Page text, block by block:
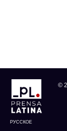
РУССКОЕ
©